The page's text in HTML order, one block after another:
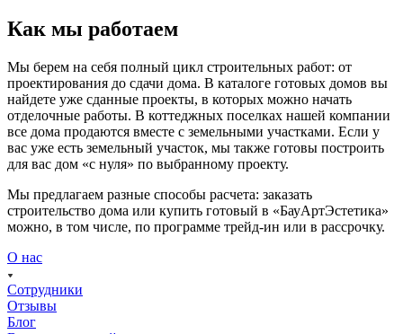
Как мы работаем
Мы берем на себя полный цикл строительных работ: от
проектирования до сдачи дома. В каталоге готовых домов вы
найдете уже сданные проекты, в которых можно начать
отделочные работы. В коттеджных поселках нашей компании
все дома продаются вместе с земельными участками. Если у
вас уже есть земельный участок, мы также готовы построить
для вас дом «с нуля» по выбранному проекту.
Мы предлагаем разные способы расчета: заказать
строительство дома или купить готовый в «БауАртЭстетика»
можно, в том числе, по программе трейд-ин или в рассрочку.
О нас
Сотрудники
Отзывы
Блог